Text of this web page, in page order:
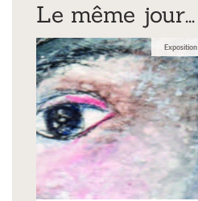
Le même jour...
Exposition